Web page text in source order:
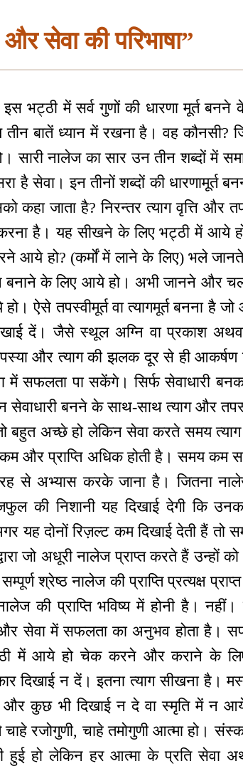
सेवा की परिभाषा”
में सर्व गुणों की धारणा मूर्त बनने के
बातें ध्यान में रखना है। वह कौनसी?
सारी नालेज का सार उन तीन शब्दों में
सेवा। इन तीनों शब्दों की धारणामूर्त
कहा जाता है? निरन्तर त्याग वृत्ति और
है। यह सीखने के लिए भट्ठी में आये
आये हो? (कर्मों में लाने के लिए) भले
बनाने के लिए आये हो। अभी जानने और
ऐसे तपस्वीमूर्त वा त्यागमूर्त बनना है
दें। जैसे स्थूल अग्नि वा प्रकाश अथवा
और त्याग की झलक दूर से ही
में सफलता पा सकेंगे। सिर्फ सेवाधारी
बनने के साथ-साथ त्याग और
बहुत अच्छे हो लेकिन सेवा करते समय
और प्राप्ति अधिक होती है। समय कम
से अभ्यास करके जाना है। जितना
की निशानी यह दिखाई देगी कि
यह दोनों रिज़ल्ट कम दिखाई देती हैं तो
जो अधूरी नालेज प्राप्त करते हैं उन्हों
श्रेष्ठ नालेज की प्राप्ति प्रत्यक्ष
की प्राप्ति भविष्य में होनी है। नहीं।
और सेवा में सफलता का अनुभव होता है।
में आये हो चेक करने और कराने के
दिखाई न दें। इतना त्याग सीखना है।
और कुछ भी दिखाई न दे वा स्मृति में न
रजोगुणी, चाहे तमोगुणी आत्मा हो।
हुई हो लेकिन हर आत्मा के प्रति सेवा